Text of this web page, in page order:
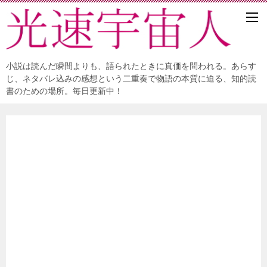
小説は読んだ瞬間よりも、語られたときに真価を問われる。あらす
じ、ネタバレ込みの感想という二重奏で物語の本質に迫る、知的読
書のための場所。毎日更新中！